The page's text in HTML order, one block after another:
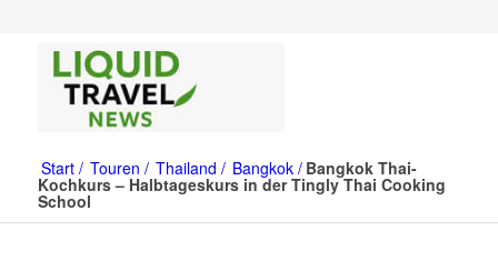
Start Touren Thailand Bangkok Bangkok Thai-
Kochkurs – Halbtageskurs in der Tingly Thai Cooking
School